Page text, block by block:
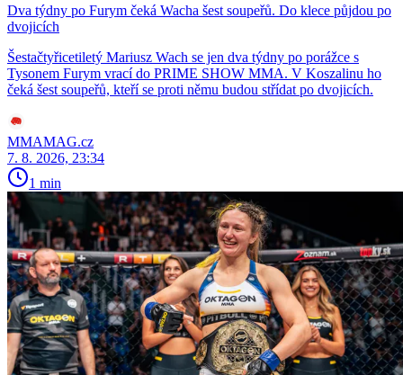
Dva týdny po Furym čeká Wacha šest soupeřů. Do klece půjdou po
dvojicích
Šestačtyřicetiletý Mariusz Wach se jen dva týdny po porážce s
Tysonem Furym vrací do PRIME SHOW MMA. V Koszalinu ho
čeká šest soupeřů, kteří se proti němu budou střídat po dvojicích.
MMAMAG.cz
7. 8. 2026, 23:34
1 min